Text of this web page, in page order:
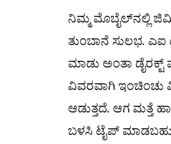
ನಿಮ್ಮ ಮೊಬೈಲ್​ನಲ್ಲಿ
ತುಂಬಾನೆ ಸುಲಭ. ಎಐ
ಮಾಡು ಅಂತಾ
ವಿವರವಾಗಿ ಇಂಚಿಂಚು
ಆಡುತ್ತದೆ. ಆಗ ಮತ್ತೆ
ಬಳಸಿ ಟೈಪ್